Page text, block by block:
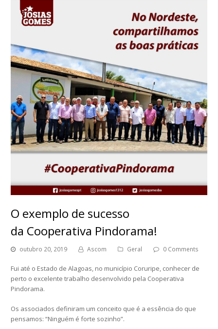
O exemplo de sucesso
da Cooperativa Pindorama!
outubro 20, 2019 Ascom Geral 0 Comments
Fui até o Estado de Alagoas, no município Coruripe, conhecer de
perto o excelente trabalho desenvolvido pela Cooperativa
Pindorama.
Os associados definiram um conceito que é a essência do que
pensamos: “Ninguém é forte sozinho”.